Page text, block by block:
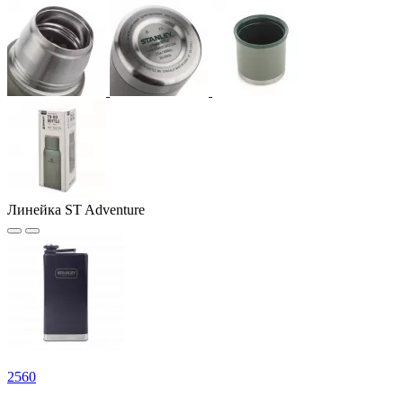
Линейка ST Adventure
2560